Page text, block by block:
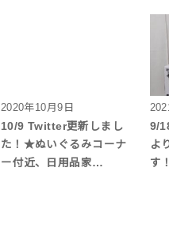
2020年10月9日
10/9 Twitter更新しまし
た！★ぬいぐるみコーナ
ー付近、日用品家…
9/
よ
す